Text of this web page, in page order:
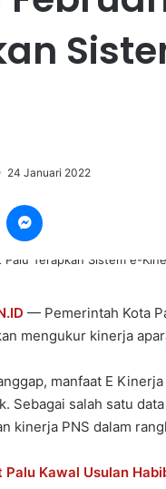
24 Januari 2022
LinkedIn
— Pemerintah Kota
mengukur kinerja
manfaat E
Sebagai salah satu
kinerja PNS dalam
Palu Kawal Usulan